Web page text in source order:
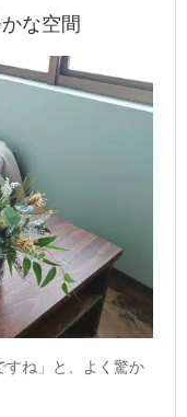
な空間
すね」と、よく驚か